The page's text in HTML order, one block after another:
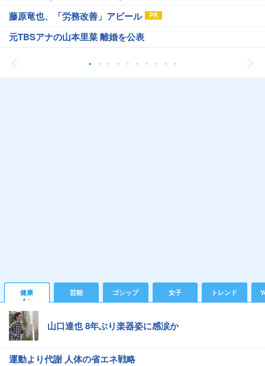
藤原竜也、「労務改善」アピール
元TBSアナの山本里菜 離婚を公表
健康 芸能 ゴシップ 女子 トレンド
山口達也 8年ぶり楽器姿に感涙か
運動より代謝 人体の省エネ戦略